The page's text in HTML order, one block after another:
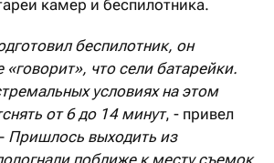
камер и беспилотника.
беспилотник, он
«говорит», что сели батарейки.
условиях на этом
от 6 до 14 минут, - привел
Пришлось выходить из